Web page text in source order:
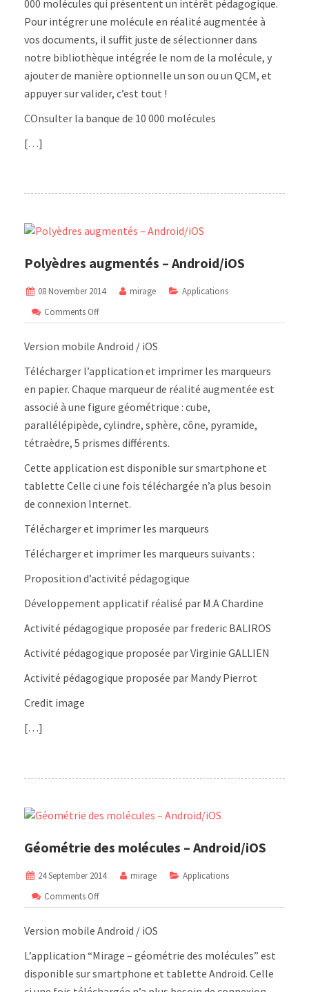
000 molécules qui présentent un intérêt pédagogique.
Pour intégrer une molécule en réalité augmentée à
vos documents, il suffit juste de sélectionner dans
notre bibliothèque intégrée le nom de la molécule, y
ajouter de manière optionnelle un son ou un QCM, et
appuyer sur valider, c’est tout !
COnsulter la banque de 10 000 molécules
[…]
Polyèdres augmentés – Android/iOS
08 November 2014 mirage
Applications
Comments Offon
Polyèdres
–
Version mobile Android / iOS
Télécharger l’application et imprimer les marqueurs
en papier. Chaque marqueur de réalité augmentée est
associé à une figure géométrique : cube,
parallélépipède, cylindre, sphère, cône, pyramide,
tétraèdre, 5 prismes différents.
Cette application est disponible sur smartphone et
tablette Celle ci une fois téléchargée n’a plus besoin
de connexion Internet.
Télécharger et imprimer les marqueurs
Télécharger et imprimer les marqueurs suivants :
Proposition d’activité pédagogique
Développement applicatif réalisé par M.A Chardine
Activité pédagogique proposée par frederic BALIROS
Activité pédagogique proposée par Virginie GALLIEN
Activité pédagogique proposée par Mandy Pierrot
Credit image
[…]
Géométrie des molécules – Android/iOS
24 September 2014 mirage
Applications
Comments Offon
Géométrie
molécules
Android/iOS
Version mobile Android / iOS
L’application “Mirage – géométrie des molécules” est
disponible sur smartphone et tablette Android. Celle